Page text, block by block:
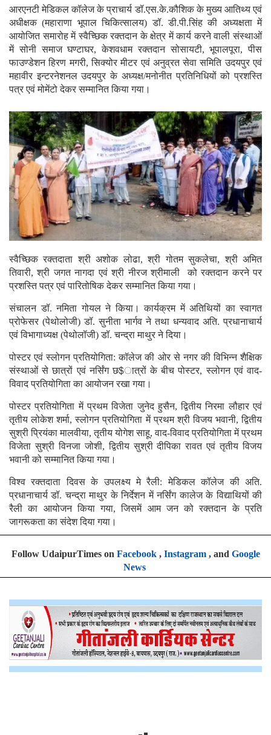
आरएनटी मेडिकल कॉलेज के प्राचार्य डॉ.एस.के.कौशिक के मुख्य आतिथ्य एवं
अधीक्षक (महाराणा भूपाल चिकित्सालय) डॉ. डी.पी.सिंह की अध्यक्षता में
आयोजित समारोह में स्वैच्छिक रक्तदान के क्षेत्र में कार्य करने वाली संस्थाओं
में सोनी समाज घण्टाघर, केशवधाम रक्तदान सोसायटी, भूपालपूरा, पीस
फाउण्डेशन हिरण मगरी, सिक्योर मीटर एवं अनुव्रत सेवा समिति उदयपुर एवं
महावीर इन्टरनेशनल उदयपुर के अध्यक्ष/मनोनीत प्रतिनिधियों को प्रशस्ति
पत्र एवं मोमेंटो देकर सम्मानित किया गया।
स्वैच्छिक रक्तदाता श्री अशोक लोढा, श्री गोतम सुकलेचा, श्री अमित
तिवारी, श्री जगत नागदा एवं श्री नीरज श्रीमाली को रक्तदान करने पर
प्रशस्ति पत्र एवं पारितोषिक देकर सम्मानित किया गया।
संचालन डॉ. नमिता गोयल ने किया। कार्यक्रम में अतिथियों का स्वागत
प्रोफेसर (पेथोलोजी) डॉ. सुनीता भार्गव ने तथा धन्यवाद अति. प्रधानाचार्य
एवं विभागाध्यक्ष (पेथोलॉजी) डॉ. चन्द्रा माथुर ने दिया।
पोस्टर एवं स्लोगन प्रतियोगिता: कॉलेज की ओर से नगर की विभिन्न शैक्षिक
संस्थाओं से छात्रों एवं नर्सिंग छ$ात्रों के बीच पोस्टर, स्लोगन एवं वाद-
विवाद प्रतियोगिता का आयोजन रखा गया।
पोस्टर प्रतियोगिता में प्रथम विजेता जुनेद हुसैन, द्वितीय निरमा लौहार एवं
तृतीय लोकेश शर्मा, स्लोगन प्रतियोगिता में प्रथम श्री विजय भवानी, द्वितीय
सुश्री प्रियंका मालवीया, तृतीय योगेश साहू, वाद-विवाद प्रतियोगिता में प्रथम
विजेता सुश्री विनजा जोशी, द्वितीय सुश्री दीपिका रावत एवं तृतीय विजय
भवानी को सम्मानित किया गया।
विश्व रक्तदाता दिवस के उपलक्ष्य मे रैली: मेडिकल कॉलेज की अति.
प्रधानाचार्य डॉ. चन्द्रा माथुर के निर्देशन में नर्सिंग कालेज के विद्याथियों की
रैली का आयोजन किया गया, जिसमें आम जन को रक्तदान के प्रति
जागरूकता का संदेश दिया गया।
Follow UdaipurTimes on Facebook, Instagram, and Google
News